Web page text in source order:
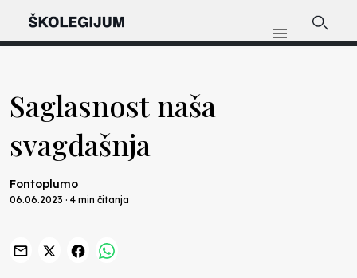
Saglasnost naša
svagdašnja
Fontoplumo
06.06.2023 · 4 min čitanja